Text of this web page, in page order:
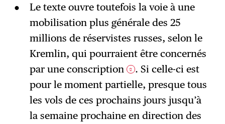
Le texte ouvre toutefois la voie à une
mobilisation plus générale des 25
millions de réservistes russes, selon le
Kremlin, qui pourraient être concernés
par une conscription
2 . Si celle-ci est
pour le moment partielle, presque tous
les vols de ces prochains jours jusqu’à
la semaine prochaine en direction des